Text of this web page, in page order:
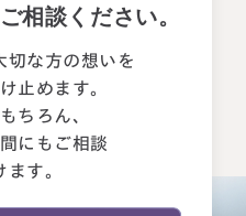
相談ください。
切な方の想いを
止めます。
ちろん、
にもご相談
ます。